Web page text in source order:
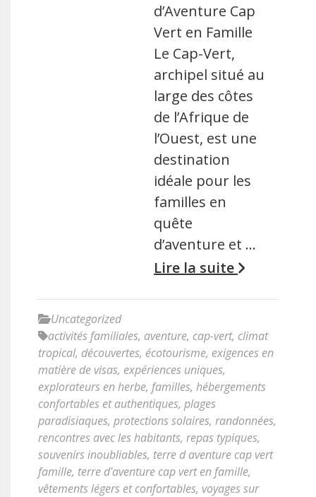
d’Aventure Cap
Vert en Famille
Le Cap-Vert,
archipel situé au
large des côtes
de l’Afrique de
l’Ouest, est une
destination
idéale pour les
familles en
quête
d’aventure et …
Lire la suite
Uncategorized
activités familiales, aventure, cap-vert, climat
tropical, découvertes, écotourisme, exigences en
matière de visas, expériences uniques,
explorateurs en herbe, familles, hébergements
confortables et authentiques, plages
paradisiaques, protections solaires, randonnées,
rencontres avec les habitants, repas typiques,
souvenirs inoubliables, terre d aventure cap vert
famille, terre d'aventure cap vert en famille,
vêtements légers et confortables, voyages sur